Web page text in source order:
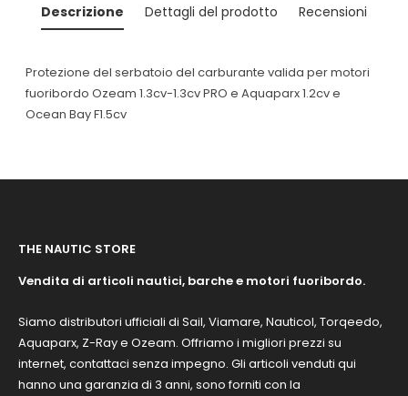
Descrizione Dettagli del prodotto Recensioni
Protezione del serbatoio del carburante valida per motori
fuoribordo Ozeam 1.3cv-1.3cv PRO e Aquaparx 1.2cv e
Ocean Bay F1.5cv
THE NAUTIC STORE
Vendita di articoli nautici, barche e motori fuoribordo.
Siamo distributori ufficiali di Sail, Viamare, Nauticol, Torqeedo,
Aquaparx, Z-Ray e Ozeam. Offriamo i migliori prezzi su
internet, contattaci senza impegno. Gli articoli venduti qui
hanno una garanzia di 3 anni, sono forniti con la